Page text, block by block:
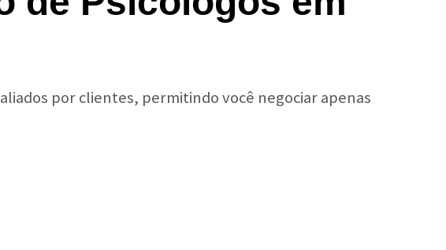
por clientes, permitindo você negociar apenas